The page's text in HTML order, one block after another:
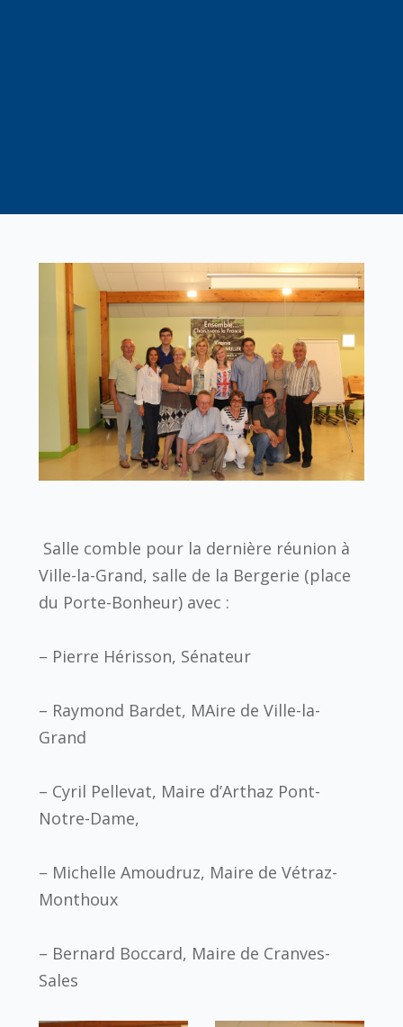
Salle comble pour la dernière réunion à
Ville-la-Grand, salle de la Bergerie (place
du Porte-Bonheur) avec :
– Pierre Hérisson, Sénateur
– Raymond Bardet, MAire de Ville-la-
Grand
– Cyril Pellevat, Maire d’Arthaz Pont-
Notre-Dame,
– Michelle Amoudruz, Maire de Vétraz-
Monthoux
– Bernard Boccard, Maire de Cranves-
Sales